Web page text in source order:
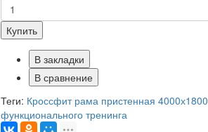
Купить
В закладки
В сравнение
Теги: Кроссфит рама пристенная 4000х1800
функционального тренинга